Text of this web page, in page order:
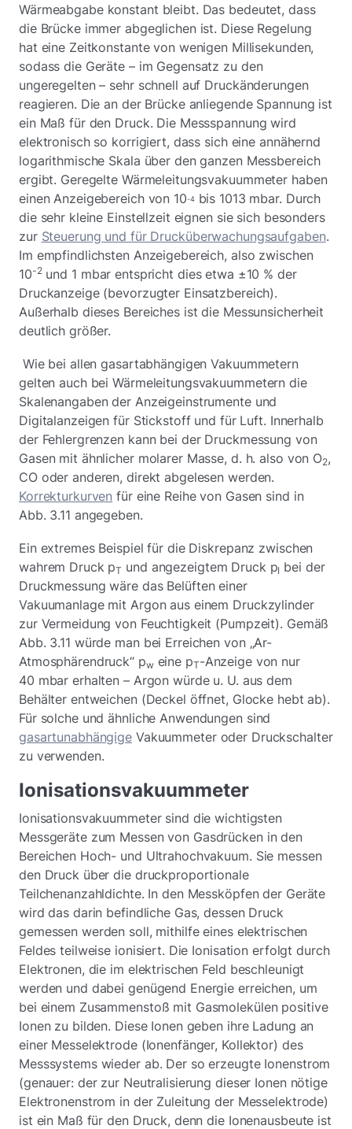
Wärmeabgabe konstant bleibt. Das bedeutet, dass
die Brücke immer abgeglichen ist. Diese Regelung
hat eine Zeitkonstante von wenigen Millisekunden,
sodass die Geräte – im Gegensatz zu den
ungeregelten – sehr schnell auf Druckänderungen
reagieren. Die an der Brücke anliegende Spannung ist
ein Maß für den Druck. Die Messspannung wird
elektronisch so korrigiert, dass sich eine annähernd
logarithmische Skala über den ganzen Messbereich
ergibt. Geregelte Wärmeleitungsvakuummeter haben
einen Anzeigebereich von 10-4bis 1013 mbar. Durch
die sehr kleine Einstellzeit eignen sie sich besonders
zur Steuerung und für Drucküberwachungsaufgaben.
Im empfindlichsten Anzeigebereich, also zwischen
10-2und 1 mbar entspricht dies etwa ±10 % der
Druckanzeige (bevorzugter Einsatzbereich).
Außerhalb dieses Bereiches ist die Messunsicherheit
deutlich größer.
Wie bei allen gasartabhängigen Vakuummetern
gelten auch bei Wärmeleitungsvakuummetern die
Skalenangaben der Anzeigeinstrumente und
Digitalanzeigen für Stickstoff und für Luft. Innerhalb
der Fehlergrenzen kann bei der Druckmessung von
Gasen mit ähnlicher molarer Masse, d. h. also von O2,
CO oder anderen, direkt abgelesen werden.
Korrekturkurven für eine Reihe von Gasen sind in
Abb. 3.11 angegeben.
Ein extremes Beispiel für die Diskrepanz zwischen
wahrem Druck pT und angezeigtem Druck pI bei der
Druckmessung wäre das Belüften einer
Vakuumanlage mit Argon aus einem Druckzylinder
zur Vermeidung von Feuchtigkeit (Pumpzeit). Gemäß
Abb. 3.11 würde man bei Erreichen von „Ar-
Atmosphärendruck“ pweine pT-Anzeige von nur
40 mbar erhalten – Argon würde u. U. aus dem
Behälter entweichen (Deckel öffnet, Glocke hebt ab).
Für solche und ähnliche Anwendungen sind
gasartunabhängige Vakuummeter oder Druckschalter
zu verwenden.
Ionisationsvakuummeter
Ionisationsvakuummeter sind die wichtigsten
Messgeräte zum Messen von Gasdrücken in den
Bereichen Hoch- und Ultrahochvakuum. Sie messen
den Druck über die druckproportionale
Teilchenanzahldichte. In den Messköpfen der Geräte
wird das darin befindliche Gas, dessen Druck
gemessen werden soll, mithilfe eines elektrischen
Feldes teilweise ionisiert. Die Ionisation erfolgt durch
Elektronen, die im elektrischen Feld beschleunigt
werden und dabei genügend Energie erreichen, um
bei einem Zusammenstoß mit Gasmolekülen positive
Ionen zu bilden. Diese Ionen geben ihre Ladung an
einer Messelektrode (Ionenfänger, Kollektor) des
Messsystems wieder ab. Der so erzeugte Ionenstrom
(genauer: der zur Neutralisierung dieser Ionen nötige
Elektronenstrom in der Zuleitung der Messelektrode)
ist ein Maß für den Druck, denn die Ionenausbeute ist